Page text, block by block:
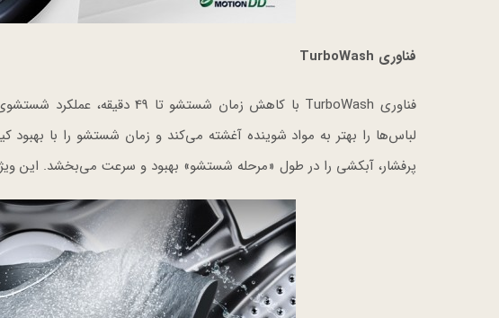
فناوری TurboWash
پرفشار، آبکشی را در طول «مرحله شستشو» بهبود و سرعت می‌بخشد. این